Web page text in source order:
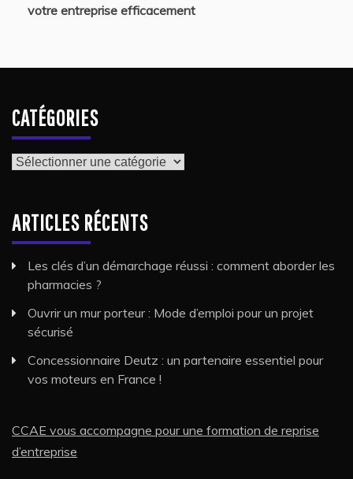
votre entreprise efficacement
CATÉGORIES
Catégories
ARTICLES RÉCENTS
Les clés d’un démarchage réussi : comment aborder les
pharmacies ?
Ouvrir un mur porteur : Mode d’emploi pour un projet
sécurisé
Concessionnaire Deutz : un partenaire essentiel pour
vos moteurs en France !
CCAE vous accompagne pour une formation de reprise
d’entreprise